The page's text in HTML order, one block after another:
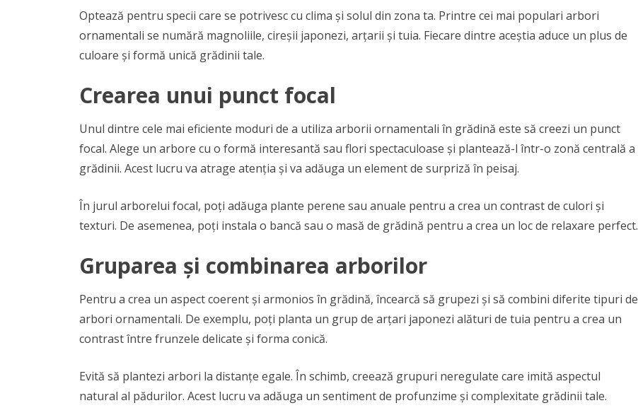
Optează pentru specii care se potrivesc cu clima și solul din zona ta. Printre cei mai populari arbori
ornamentali se numără magnoliile, cireșii japonezi, arțarii și tuia. Fiecare dintre aceștia aduce un plus de
culoare și formă unică grădinii tale.
Crearea unui punct focal
Unul dintre cele mai eficiente moduri de a utiliza arborii ornamentali în grădină este să creezi un punct
focal. Alege un arbore cu o formă interesantă sau flori spectaculoase și plantează-l într-o zonă centrală a
grădinii. Acest lucru va atrage atenția și va adăuga un element de surpriză în peisaj.
În jurul arborelui focal, poți adăuga plante perene sau anuale pentru a crea un contrast de culori și
texturi. De asemenea, poți instala o bancă sau o masă de grădină pentru a crea un loc de relaxare perfect.
Gruparea și combinarea arborilor
Pentru a crea un aspect coerent și armonios în grădină, încearcă să grupezi și să combini diferite tipuri de
arbori ornamentali. De exemplu, poți planta un grup de arțari japonezi alături de tuia pentru a crea un
contrast între frunzele delicate și forma conică.
Evită să plantezi arbori la distanțe egale. În schimb, creează grupuri neregulate care imită aspectul
natural al pădurilor. Acest lucru va adăuga un sentiment de profunzime și complexitate grădinii tale.